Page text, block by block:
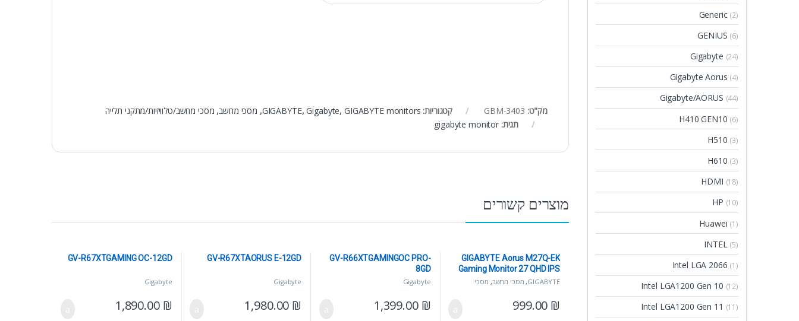
מק"ט: GBM-3403 קטגוריות: GIGABYTE,Gigabyte, GIGABYTE monitors
, מסכי מחשב, מסכי מחשב/טלוויזיות/מתקני תלייה
תגית:gigabyte monitor
מוצרים קשורים
GIGABYTE
, מסכי מחשב, מסכי
מחשב/טלוויזיות/מתקני תלייה
GIGABYTE Aorus M27Q-EK
Gaming Monitor 27 QHD IPS
0.5ms 170Hz מסך
999.00 ₪
Gigabyte
GV-R66XTGAMINGOC PRO-
8GD
1,399.00 ₪
Gigabyte
GV-R67XTAORUS E-12GD
1,980.00 ₪
Gigabyte
GV-R67XTGAMING OC-12GD
1,890.00 ₪
Generic (2)
GENIUS (6)
Gigabyte (24)
Gigabyte Aorus (4)
Gigabyte/AORUS (44)
H410 GEN10 (6)
H510 (3)
H610 (3)
HDMI (18)
HP (10)
Huawei (1)
INTEL (5)
Intel LGA 2066 (1)
Intel LGA1200 Gen 10 (12)
Intel LGA1200 Gen 11 (11)